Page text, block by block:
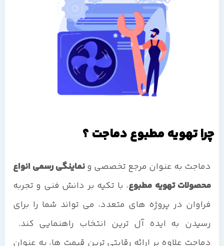
چرا تهویه مطبوع دماجت ؟
دماجت به عنوان مرجع تخصصی ونماینگی رسمی انواع
محصولات تهویه مطبوع، با تکیه بر دانش فنی و تجربه
فراوان در پروژه های متعدد، می تواند شما را برای
رسیدن به ایده آل ترین انتخاب راهنمایی کند.
دماجت علاوه بر ارائه رقابتی ترین قیمت ها، به عنوان